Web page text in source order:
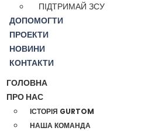
ПІДТРИМАЙ ЗСУ
ДОПОМОГТИ
ПРОЕКТИ
НОВИНИ
КОНТАКТИ
ГОЛОВНА
ПРО НАС
ІСТОРІЯ GURTOM
НАША КОМАНДА